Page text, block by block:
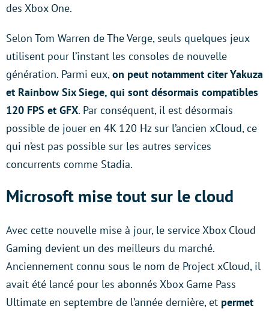
des Xbox One.
Selon Tom Warren de The Verge, seuls quelques jeux
utilisent pour l’instant les consoles de nouvelle
génération. Parmi eux,on peut notamment citer Yakuza
et Rainbow Six Siege, qui sont désormais compatibles
120 FPS et GFX. Par conséquent, il est désormais
possible de jouer en 4K 120 Hz sur l’ancien xCloud, ce
qui n’est pas possible sur les autres services
concurrents comme Stadia.
Microsoft mise tout sur le cloud
Avec cette nouvelle mise à jour, le service Xbox Cloud
Gaming devient un des meilleurs du marché.
Anciennement connu sous le nom de Project xCloud, il
avait été lancé pour les abonnés Xbox Game Pass
Ultimate en septembre de l’année dernière, et permet